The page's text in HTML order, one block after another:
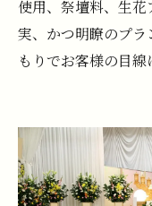
使用、祭壇料、生
実、かつ明瞭のプ
もりでお客様の目線